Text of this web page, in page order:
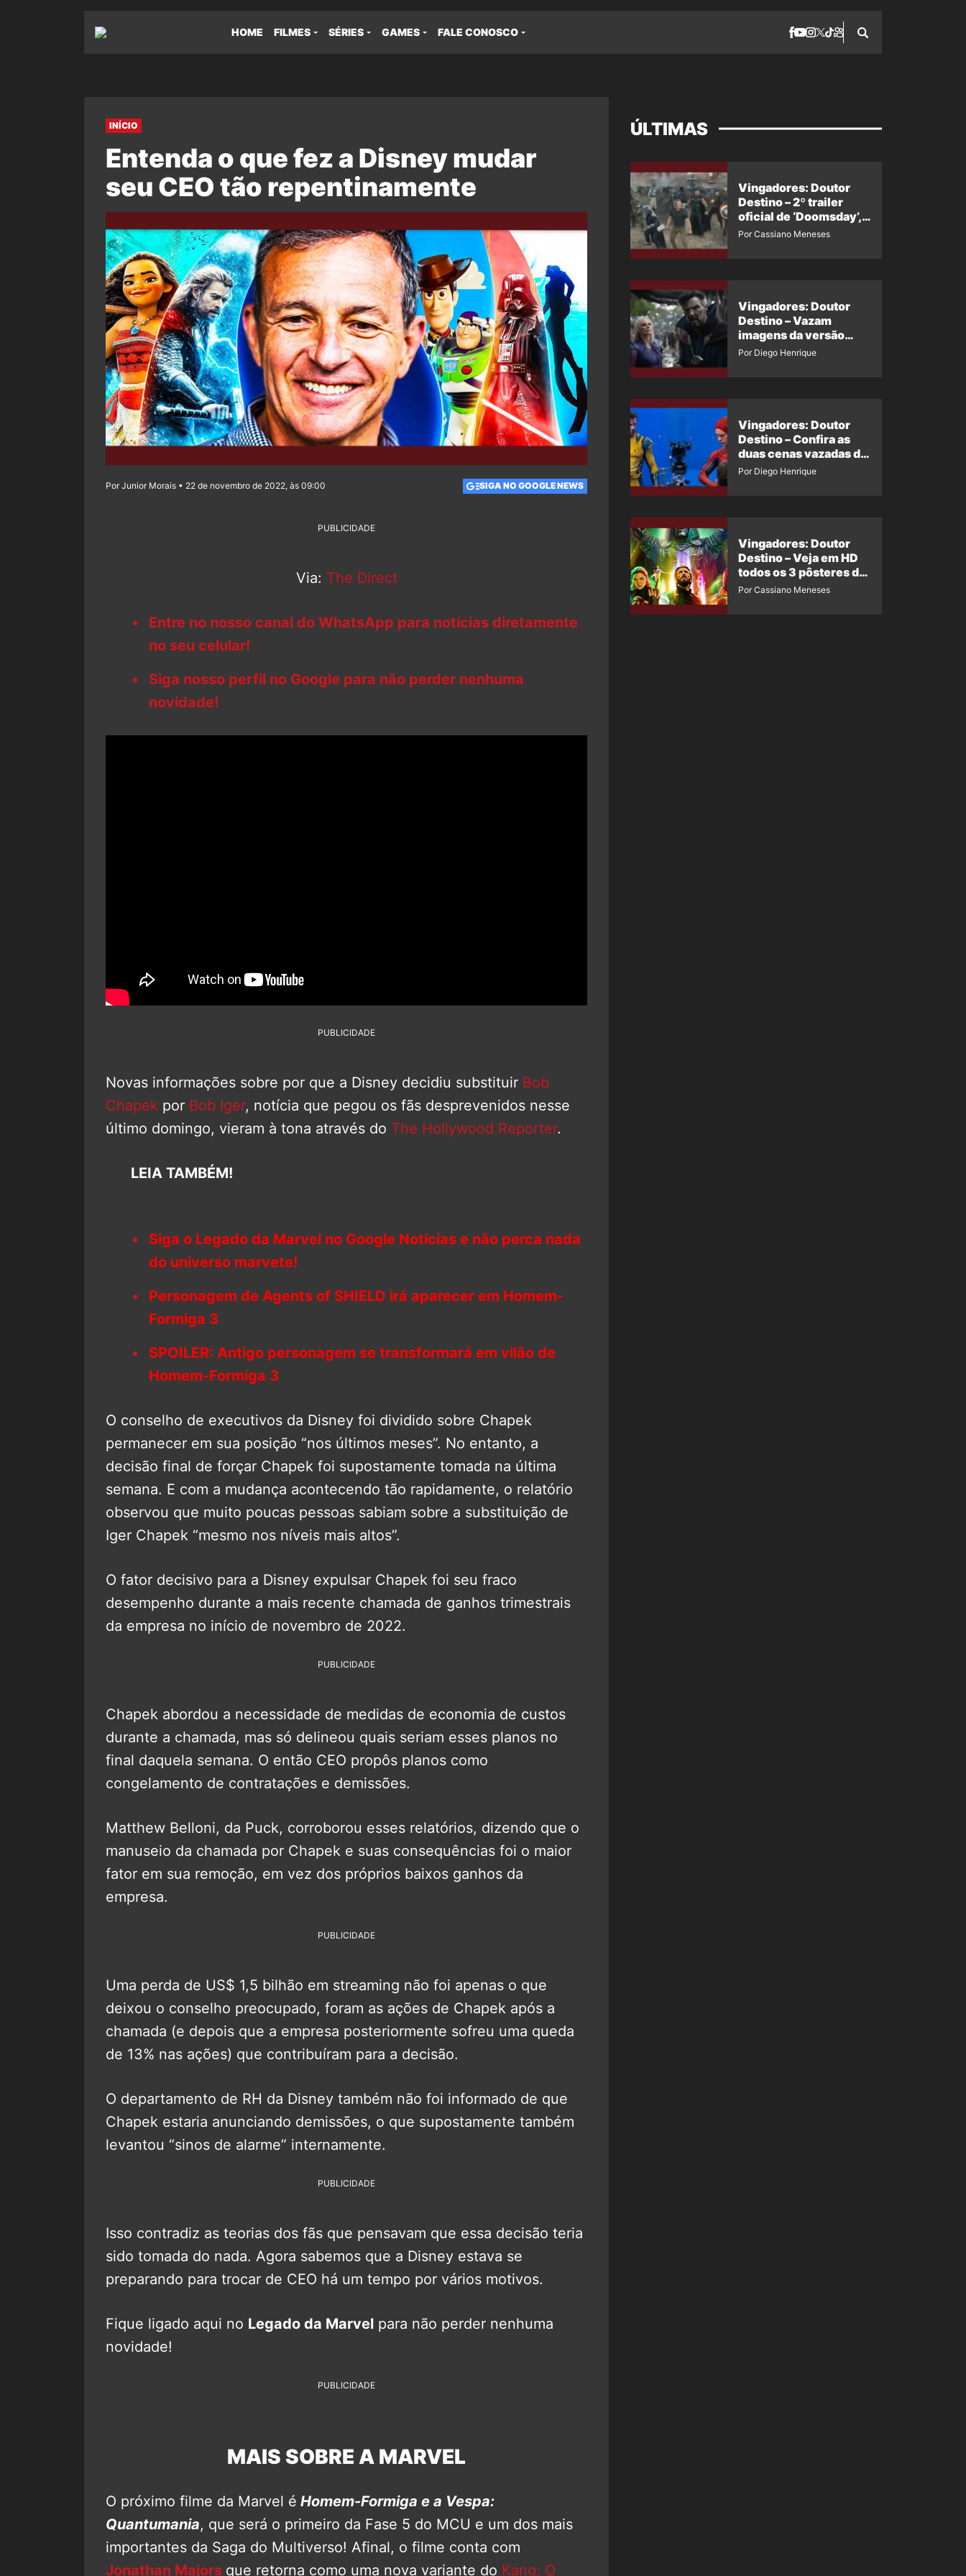
HOME FILMES SÉRIES GAMES FALE CONOSCO
INÍCIO
Entenda o que fez a Disney mudar
seu CEO tão repentinamente
Por Junior Morais • 22 de novembro de 2022, às 09:00 SIGA NO GOOGLE NEWS
PUBLICIDADE
Via: The Direct
Entre no nosso canal do WhatsApp para notícias diretamente
no seu celular!
Siga nosso perfil no Google para não perder nenhuma
novidade!
PUBLICIDADE
Novas informações sobre por que a Disney decidiu substituir Bob
Chapek por Bob Iger, notícia que pegou os fãs desprevenidos nesse
último domingo, vieram à tona através do The Hollywood Reporter.
LEIA TAMBÉM!
Siga o Legado da Marvel no Google Notícias e não perca nada
do universo marvete!
Personagem de Agents of SHIELD irá aparecer em Homem-
Formiga 3
SPOILER: Antigo personagem se transformará em vilão de
Homem-Formiga 3
O conselho de executivos da Disney foi dividido sobre Chapek
permanecer em sua posição “nos últimos meses”. No entanto, a
decisão final de forçar Chapek foi supostamente tomada na última
semana. E com a mudança acontecendo tão rapidamente, o relatório
observou que muito poucas pessoas sabiam sobre a substituição de
Iger Chapek “mesmo nos níveis mais altos”.
O fator decisivo para a Disney expulsar Chapek foi seu fraco
desempenho durante a mais recente chamada de ganhos trimestrais
da empresa no início de novembro de 2022.
PUBLICIDADE
Chapek abordou a necessidade de medidas de economia de custos
durante a chamada, mas só delineou quais seriam esses planos no
final daquela semana. O então CEO propôs planos como
congelamento de contratações e demissões.
Matthew Belloni, da Puck, corroborou esses relatórios, dizendo que o
manuseio da chamada por Chapek e suas consequências foi o maior
fator em sua remoção, em vez dos próprios baixos ganhos da
empresa.
PUBLICIDADE
Uma perda de US$ 1,5 bilhão em streaming não foi apenas o que
deixou o conselho preocupado, foram as ações de Chapek após a
chamada (e depois que a empresa posteriormente sofreu uma queda
de 13% nas ações) que contribuíram para a decisão.
O departamento de RH da Disney também não foi informado de que
Chapek estaria anunciando demissões, o que supostamente também
levantou “sinos de alarme” internamente.
PUBLICIDADE
Isso contradiz as teorias dos fãs que pensavam que essa decisão teria
sido tomada do nada. Agora sabemos que a Disney estava se
preparando para trocar de CEO há um tempo por vários motivos.
Fique ligado aqui no Legado da Marvel para não perder nenhuma
novidade!
PUBLICIDADE
MAIS SOBRE A MARVEL
O próximo filme da Marvel é Homem-Formiga e a Vespa:
Quantumania, que será o primeiro da Fase 5 do MCU e um dos mais
importantes da Saga do Multiverso! Afinal, o filme conta com
Jonathan Majors que retorna como uma nova variante do Kang: O
ÚLTIMAS
Vingadores: Doutor
Destino – 2º trailer
oficial de ‘Doomsday’,
da SDCC e da D23,
Por Cassiano Meneses
Vingadores: Doutor
Destino – Vazam
imagens da versão
maligna do Doutor
Por Diego Henrique
Vingadores: Doutor
Destino – Confira as
duas cenas vazadas do
Wolverine e o Homem-
Por Diego Henrique
Vingadores: Doutor
Destino – Veja em HD
todos os 3 pôsteres de
‘Doomsday’ + 1 imagem
Por Cassiano Meneses